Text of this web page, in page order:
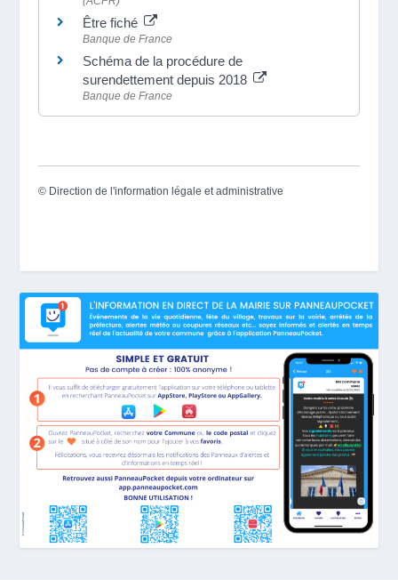
Être fiché
Banque de France
Schéma de la procédure de
surendettement depuis 2018
Banque de France
© Direction de l'information légale et administrative